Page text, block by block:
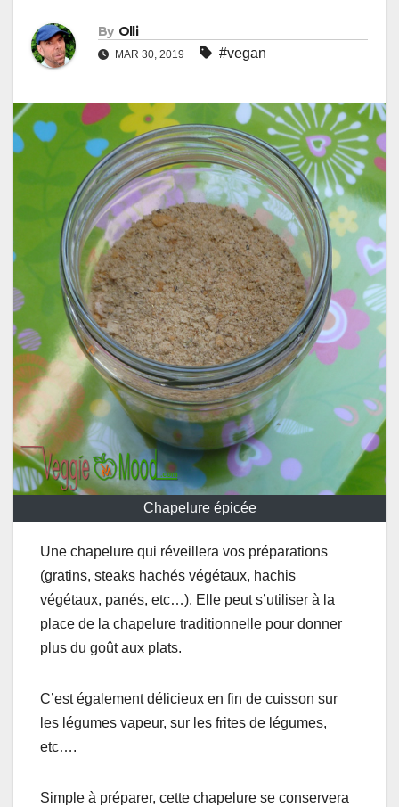
By Olli
MAR 30, 2019 #vegan
Chapelure épicée
Une chapelure qui réveillera vos préparations
(gratins, steaks hachés végétaux, hachis
végétaux, panés, etc…). Elle peut s’utiliser à la
place de la chapelure traditionnelle pour donner
plus du goût aux plats.
C’est également délicieux en fin de cuisson sur
les légumes vapeur, sur les frites de légumes,
etc….
Simple à préparer, cette chapelure se conservera